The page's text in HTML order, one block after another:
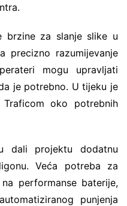
brzine za slanje slike u
precizno razumijevanje
mogu upravljati
je potrebno. U tijeku je
oko potrebnih
dali projektu dodatnu
Veća potreba za
performanse baterije,
punjenja